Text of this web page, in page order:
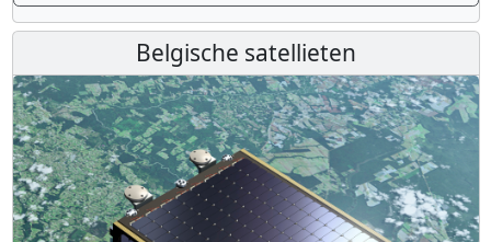
Belgische satellieten